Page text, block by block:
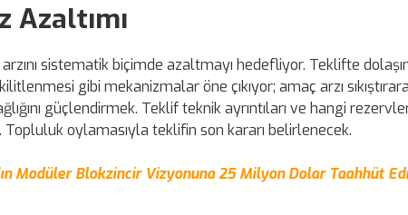
Azaltımı
sistematik biçimde azaltmayı hedefliyor. Teklifte
gibi mekanizmalar öne çıkıyor; amaç arzı
güçlendirmek. Teklif teknik ayrıntıları ve hangi
oylamasıyla teklifin son kararı belirlenecek.
Modüler Blokzincir Vizyonuna 25 Milyon Dolar Taahhüt